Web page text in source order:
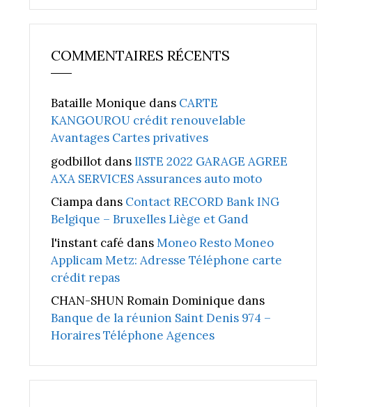
COMMENTAIRES RÉCENTS
Bataille Monique dans CARTE
KANGOUROU crédit renouvelable
Avantages Cartes privatives
godbillot danslISTE 2022 GARAGE AGREE
AXA SERVICES Assurances auto moto
Ciampa dans Contact RECORD Bank ING
Belgique – Bruxelles Liège et Gand
l'instant café dansMoneo Resto Moneo
Applicam Metz: Adresse Téléphone carte
crédit repas
CHAN-SHUN Romain Dominique dans
Banque de la réunion Saint Denis 974 –
Horaires Téléphone Agences